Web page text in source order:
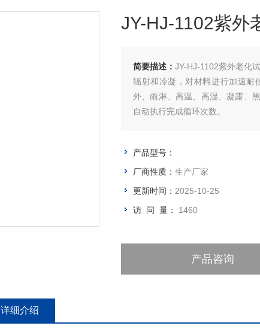
JY-HJ-1102紫外
简要描述： JY-HJ-1102紫外老化
辐射和冷凝，对材料进行加速耐
外、雨淋、高温、高湿、凝露、
自动执行完成循环次数。
产品型号：
厂商性质： 生产厂家
更新时间： 2025-10-25
访 问 量： 1460
产品咨询
详细介绍